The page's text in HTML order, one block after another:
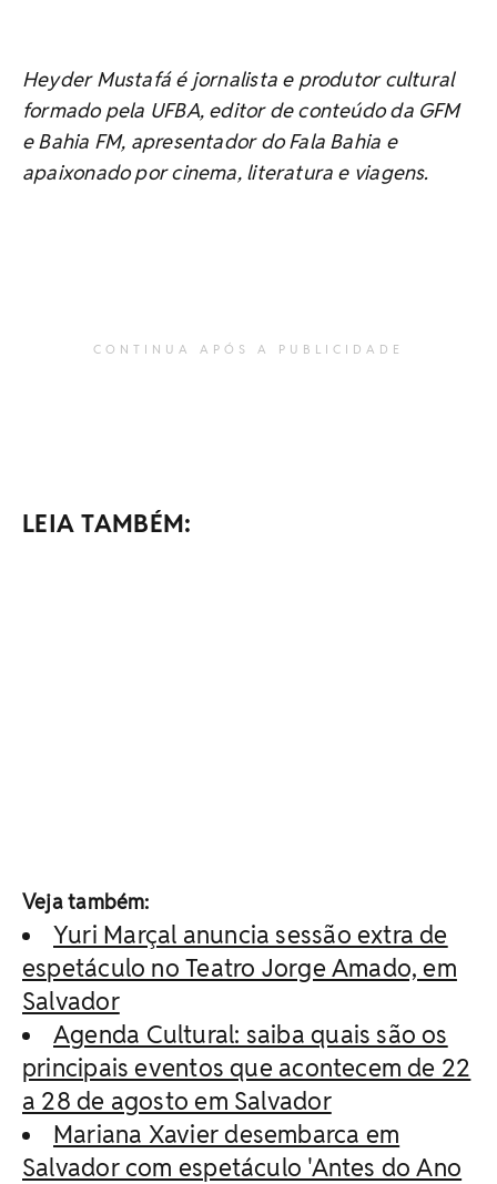
Heyder Mustafá é jornalista e produtor cultural
formado pela UFBA, editor de conteúdo da GFM
e Bahia FM, apresentador do Fala Bahia e
apaixonado por cinema, literatura e viagens.
CONTINUA APÓS A PUBLICIDADE
LEIA TAMBÉM:
Veja também:
Yuri Marçal anuncia sessão extra de
espetáculo no Teatro Jorge Amado, em
Salvador
Agenda Cultural: saiba quais são os
principais eventos que acontecem de 22
a 28 de agosto em Salvador
Mariana Xavier desembarca em
Salvador com espetáculo 'Antes do Ano